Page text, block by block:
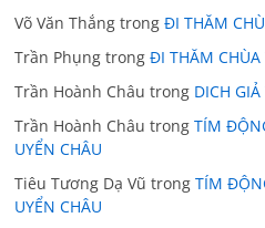
Võ Văn Thắng trongĐI THĂM
Trần Phụng trongĐI THĂM CHÙA
Trần Hoành Châu trong DICH
Trần Hoành Châu trongTÍM
UYỂN CHÂU
Tiêu Tương Dạ Vũ trongTÍM
UYỂN CHÂU